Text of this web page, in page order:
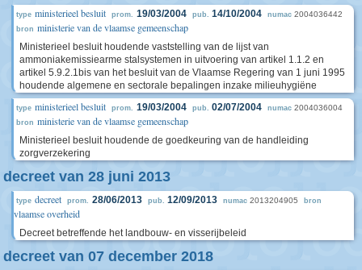
type ministerieel besluit prom. 19/03/2004 pub. 14/10/2004 numac 2004036442
bron ministerie van de vlaamse gemeenschap
Ministerieel besluit houdende vaststelling van de lijst van
ammoniakemissiearme stalsystemen in uitvoering van artikel 1.1.2 en
artikel 5.9.2.1bis van het besluit van de Vlaamse Regering van 1 juni 1995
houdende algemene en sectorale bepalingen inzake milieuhygiëne
type ministerieel besluit prom. 19/03/2004 pub. 02/07/2004 numac 2004036004
bron ministerie van de vlaamse gemeenschap
Ministerieel besluit houdende de goedkeuring van de handleiding
zorgverzekering
decreet van 28 juni 2013
type decreet prom. 28/06/2013 pub. 12/09/2013 numac 2013204905 bron
vlaamse overheid
Decreet betreffende het landbouw- en visserijbeleid
decreet van 07 december 2018